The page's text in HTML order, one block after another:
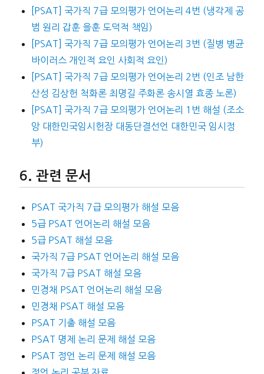
[PSAT] 국가직 7급 모의평가 언어논리 4번 (냉각제 공
범 원리 갑훈 을훈 도덕적 책임)
[PSAT] 국가직 7급 모의평가 언어논리 3번 (질병 병균
바이러스 개인적 요인 사회적 요인)
[PSAT] 국가직 7급 모의평가 언어논리 2번 (인조 남한
산성 김상헌 척화론 최명길 주화론 송시열 효종 노론)
[PSAT] 국가직 7급 모의평가 언어논리 1번 해설 (조소
앙 대한민국임시헌장 대동단결선언 대한민국 임시정
부)
관련 문서
PSAT 국가직 7급 모의평가 해설 모음
5급 PSAT 언어논리 해설 모음
5급 PSAT 해설 모음
국가직 7급 PSAT 언어논리 해설 모음
국가직 7급 PSAT 해설 모음
민경채 PSAT 언어논리 해설 모음
민경채 PSAT 해설 모음
PSAT 기출 해설 모음
PSAT 명제 논리 문제 해설 모음
PSAT 정언 논리 문제 해설 모음
정언 논리 공부 자료